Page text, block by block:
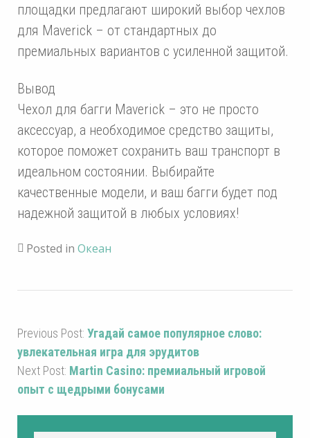
площадки предлагают широкий выбор чехлов
для Maverick – от стандартных до
премиальных вариантов с усиленной защитой.
Вывод
Чехол для багги Maverick – это не просто
аксессуар, а необходимое средство защиты,
которое поможет сохранить ваш транспорт в
идеальном состоянии. Выбирайте
качественные модели, и ваш багги будет под
надежной защитой в любых условиях!
Posted in Океан
Previous Post: Угадай самое популярное слово:
увлекательная игра для эрудитов
Next Post: Martin Casino: премиальный игровой
опыт с щедрыми бонусами